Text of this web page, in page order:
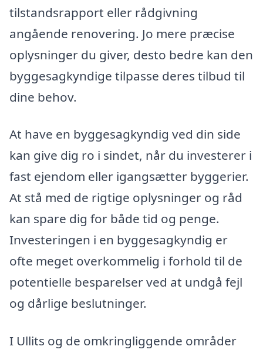
tilstandsrapport eller rådgivning
angående renovering. Jo mere præcise
oplysninger du giver, desto bedre kan den
byggesagkyndige tilpasse deres tilbud til
dine behov.
At have en byggesagkyndig ved din side
kan give dig ro i sindet, når du investerer i
fast ejendom eller igangsætter byggerier.
At stå med de rigtige oplysninger og råd
kan spare dig for både tid og penge.
Investeringen i en byggesagkyndig er
ofte meget overkommelig i forhold til de
potentielle besparelser ved at undgå fejl
og dårlige beslutninger.
I Ullits og de omkringliggende områder